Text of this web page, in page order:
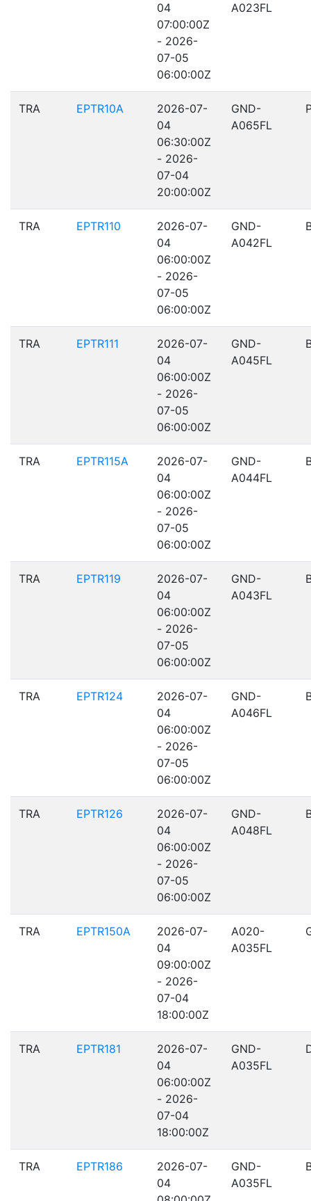
04
07:00:00Z
- 2026-
07-05
06:00:00Z
A023FL
TRA EPTR10A
2026-07-
04
06:30:00Z
- 2026-
07-04
20:00:00Z
GND-
A065FL
TRA EPTR110
2026-07-
04
06:00:00Z
- 2026-
07-05
06:00:00Z
GND-
A042FL
TRA EPTR111
2026-07-
04
06:00:00Z
- 2026-
07-05
06:00:00Z
GND-
A045FL
TRA EPTR115A
2026-07-
04
06:00:00Z
- 2026-
07-05
06:00:00Z
GND-
A044FL
TRA EPTR119
2026-07-
04
06:00:00Z
- 2026-
07-05
06:00:00Z
GND-
A043FL
TRA EPTR124
2026-07-
04
06:00:00Z
- 2026-
07-05
06:00:00Z
GND-
A046FL
TRA EPTR126
2026-07-
04
06:00:00Z
- 2026-
07-05
06:00:00Z
GND-
A048FL
TRA EPTR150A
2026-07-
04
09:00:00Z
- 2026-
07-04
18:00:00Z
A020-
A035FL
TRA EPTR181
2026-07-
04
06:00:00Z
- 2026-
07-04
18:00:00Z
GND-
A035FL
TRA EPTR186
2026-07-
04
GND-
A035FL